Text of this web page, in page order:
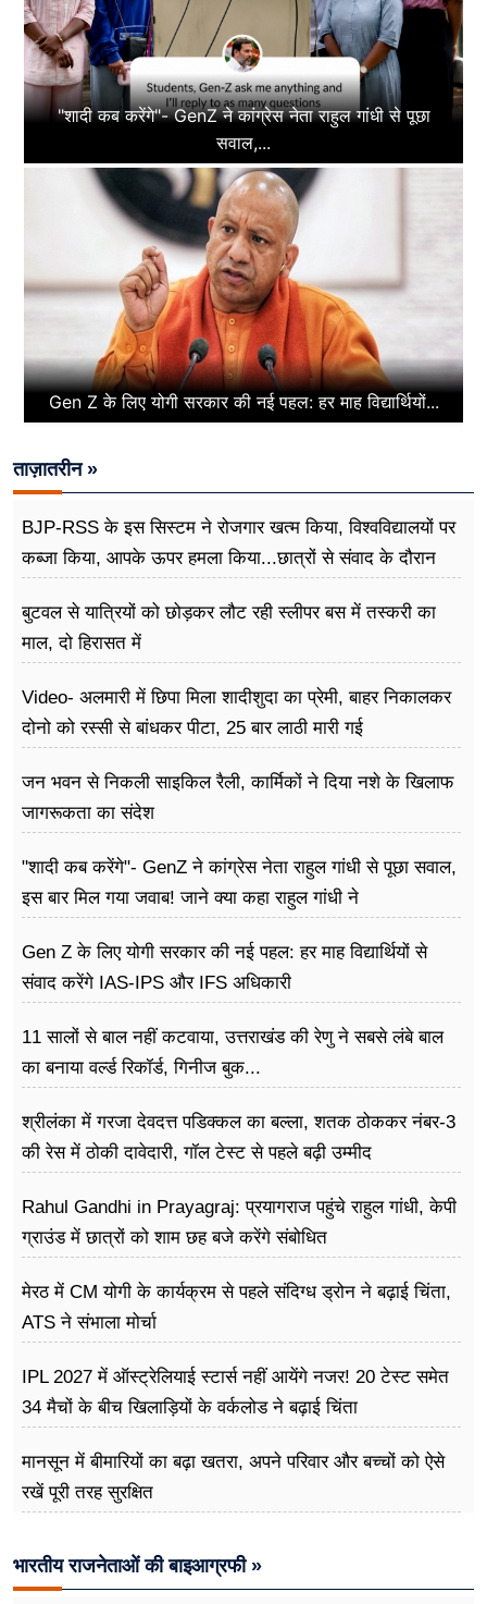
"शादी कब करेंगे"- GenZ ने कांग्रेस नेता राहुल गांधी से पूछा
सवाल,...
Gen Z के लिए योगी सरकार की नई पहल: हर माह विद्यार्थियों...
ताज़ातरीन »
BJP-RSS के इस सिस्टम ने रोजगार खत्म किया, विश्वविद्यालयों पर
कब्जा किया, आपके ऊपर हमला किया...छात्रों से संवाद के दौरान
बुटवल से यात्रियों को छोड़कर लौट रही स्लीपर बस में तस्करी का
माल, दो हिरासत में
Video- अलमारी में छिपा मिला शादीशुदा का प्रेमी, बाहर निकालकर
दोनो को रस्सी से बांधकर पीटा, 25 बार लाठी मारी गई
जन भवन से निकली साइकिल रैली, कार्मिकों ने दिया नशे के खिलाफ
जागरूकता का संदेश
"शादी कब करेंगे"- GenZ ने कांग्रेस नेता राहुल गांधी से पूछा सवाल,
इस बार मिल गया जवाब! जाने क्या कहा राहुल गांधी ने
Gen Z के लिए योगी सरकार की नई पहल: हर माह विद्यार्थियों से
संवाद करेंगे IAS-IPS और IFS अधिकारी
11 सालों से बाल नहीं कटवाया, उत्तराखंड की रेणु ने सबसे लंबे बाल
का बनाया वर्ल्ड रिकॉर्ड, गिनीज बुक...
श्रीलंका में गरजा देवदत्त पडिक्कल का बल्ला, शतक ठोककर नंबर-3
की रेस में ठोकी दावेदारी, गॉल टेस्ट से पहले बढ़ी उम्मीद
Rahul Gandhi in Prayagraj: प्रयागराज पहुंचे राहुल गांधी, केपी
ग्राउंड में छात्रों को शाम छह बजे करेंगे संबोधित
मेरठ में CM योगी के कार्यक्रम से पहले संदिग्ध ड्रोन ने बढ़ाई चिंता,
ATS ने संभाला मोर्चा
IPL 2027 में ऑस्ट्रेलियाई स्टार्स नहीं आयेंगे नजर! 20 टेस्ट समेत
34 मैचों के बीच खिलाड़ियों के वर्कलोड ने बढ़ाई चिंता
मानसून में बीमारियों का बढ़ा खतरा, अपने परिवार और बच्चों को ऐसे
रखें पूरी तरह सुरक्षित
भारतीय राजनेताओं की बाइआग्रफी »